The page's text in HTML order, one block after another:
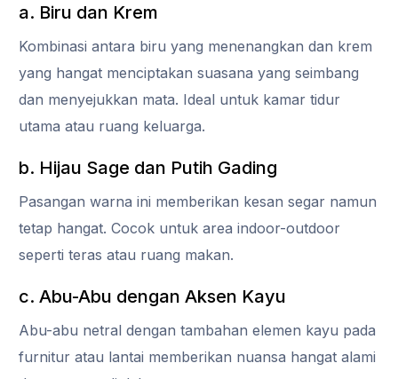
a. Biru dan Krem
Kombinasi antara biru yang menenangkan dan krem
yang hangat menciptakan suasana yang seimbang
dan menyejukkan mata. Ideal untuk kamar tidur
utama atau ruang keluarga.
b. Hijau Sage dan Putih Gading
Pasangan warna ini memberikan kesan segar namun
tetap hangat. Cocok untuk area indoor-outdoor
seperti teras atau ruang makan.
c. Abu-Abu dengan Aksen Kayu
Abu-abu netral dengan tambahan elemen kayu pada
furnitur atau lantai memberikan nuansa hangat alami